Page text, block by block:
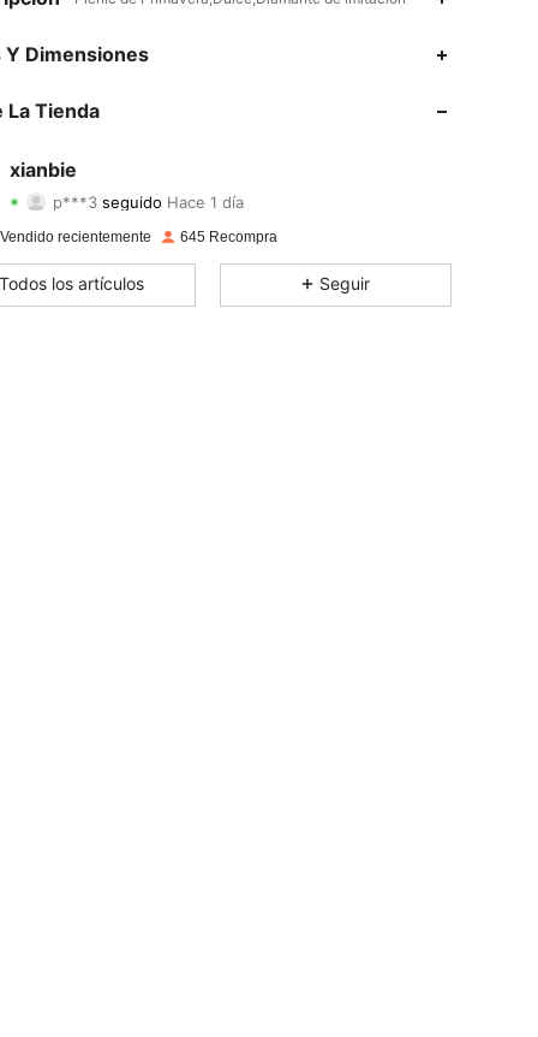
Y Dimensiones
La Tienda
xianbie
p***3
4,93 Calificación 2 Artículos
4,93 2 252
recientemente 645 Recompra
Todos los artículos Seguir